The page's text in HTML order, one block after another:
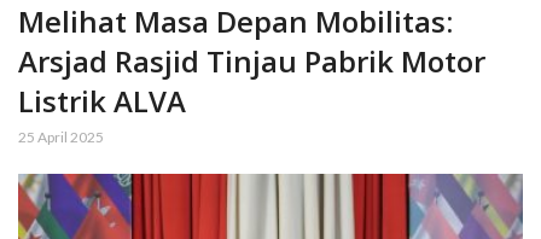
Melihat Masa Depan Mobilitas:
Arsjad Rasjid Tinjau Pabrik Motor
Listrik ALVA
25 April 2025